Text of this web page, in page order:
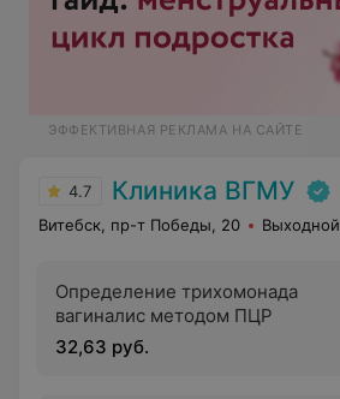
ЭФФЕКТИВНАЯ РЕКЛАМА НА САЙТЕ
4.7 Клиника ВГМУ
Витебск, пр-т Победы, 20 Выходной
Определение трихомонада
вагиналис методом ПЦР
32,63 руб.